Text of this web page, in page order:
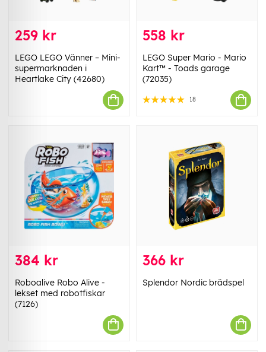
259 kr
LEGO LEGO Vänner – Mini-
supermarknaden i
Heartlake City (42680)
558 kr
LEGO Super Mario - Mario
Kart™ - Toads garage
(72035)
18
384 kr
Roboalive Robo Alive -
lekset med robotfiskar
(7126)
366 kr
Splendor Nordic brädspel